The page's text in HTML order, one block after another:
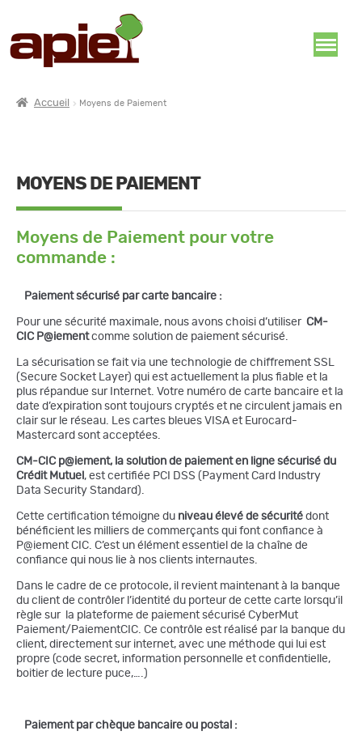
Accueil Moyens de Paiement
MOYENS DE PAIEMENT
Moyens de Paiement pour votre
commande :
Paiement sécurisé par carte bancaire :
Pour une sécurité maximale, nous avons choisi d’utiliser CM-
CIC P@iementcomme solution de paiement sécurisé.
La sécurisation se fait via une technologie de chiffrement SSL
(Secure Socket Layer) qui est actuellement la plus fiable et la
plus répandue sur Internet. Votre numéro de carte bancaire et la
date d’expiration sont toujours cryptés et ne circulent jamais en
clair sur le réseau. Les cartes bleues VISA et Eurocard-
Mastercard sont acceptées.
CM-CICp@iement, la solution de paiement en ligne sécurisé du
Crédit Mutuel , est certifiée PCI DSS (Payment Card Industry
Data Security Standard).
Cette certification témoigne du niveau élevé de sécurité dont
bénéficient les milliers de commerçants qui font confiance à
P@iement CIC. C’est un élément essentiel de la chaîne de
confiance qui nous lie à nos clients internautes.
Dans le cadre de ce protocole, il revient maintenant à la banque
du client de contrôler l’identité du porteur de cette carte lorsqu’il
règle sur la plateforme de paiement sécurisé CyberMut
Paiement/PaiementCIC. Ce contrôle est réalisé par la banque du
client, directement sur internet, avec une méthode qui lui est
propre (code secret, information personnelle et confidentielle,
boitier de lecture puce,….)
Paiement par chèque bancaire ou postal :